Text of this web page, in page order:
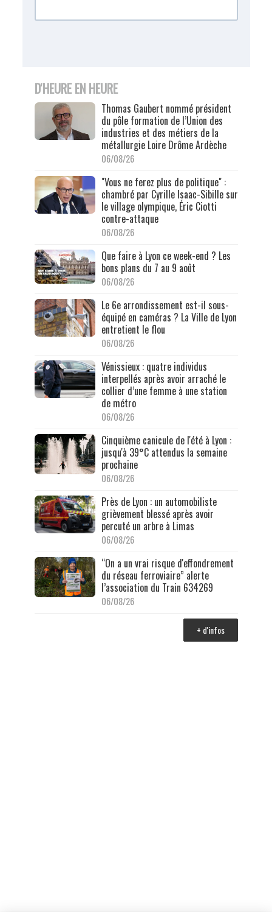
D'HEURE EN HEURE
Thomas Gaubert nommé président
du pôle formation de l’Union des
industries et des métiers de la
métallurgie Loire Drôme Ardèche
06/08/26
"Vous ne ferez plus de politique" :
chambré par Cyrille Isaac-Sibille sur
le village olympique, Éric Ciotti
contre-attaque
06/08/26
Que faire à Lyon ce week-end ? Les
bons plans du 7 au 9 août
06/08/26
Le 6e arrondissement est-il sous-
équipé en caméras ? La Ville de Lyon
entretient le flou
06/08/26
Vénissieux : quatre individus
interpellés après avoir arraché le
collier d’une femme à une station
de métro
06/08/26
Cinquième canicule de l'été à Lyon :
jusqu'à 39°C attendus la semaine
prochaine
06/08/26
Près de Lyon : un automobiliste
grièvement blessé après avoir
percuté un arbre à Limas
06/08/26
“On a un vrai risque d'effondrement
du réseau ferroviaire” alerte
l’association du Train 634269
06/08/26
+ d'infos